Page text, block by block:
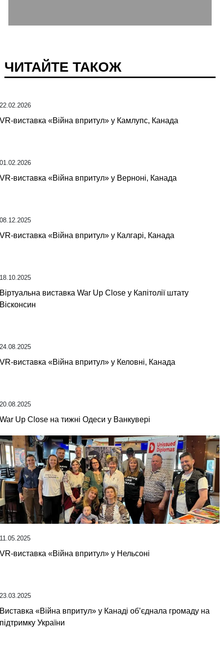
ЧИТАЙТЕ ТАКОЖ
22.02.2026
VR-виставка «Війна впритул» у Камлупс, Канада
01.02.2026
VR-виставка «Війна впритул» у Верноні, Канада
08.12.2025
VR-виставка «Війна впритул» у Калгарі, Канада
18.10.2025
Віртуальна виставка War Up Close у Капітолії штату
Вісконсин
24.08.2025
VR-виставка «Війна впритул» у Келовні, Канада
20.08.2025
War Up Close на тижні Одеси у Ванкувері
11.05.2025
VR-виставка «Війна впритул» у Нельсоні
23.03.2025
Виставка «Війна впритул» у Канаді об’єднала громаду на
підтримку України